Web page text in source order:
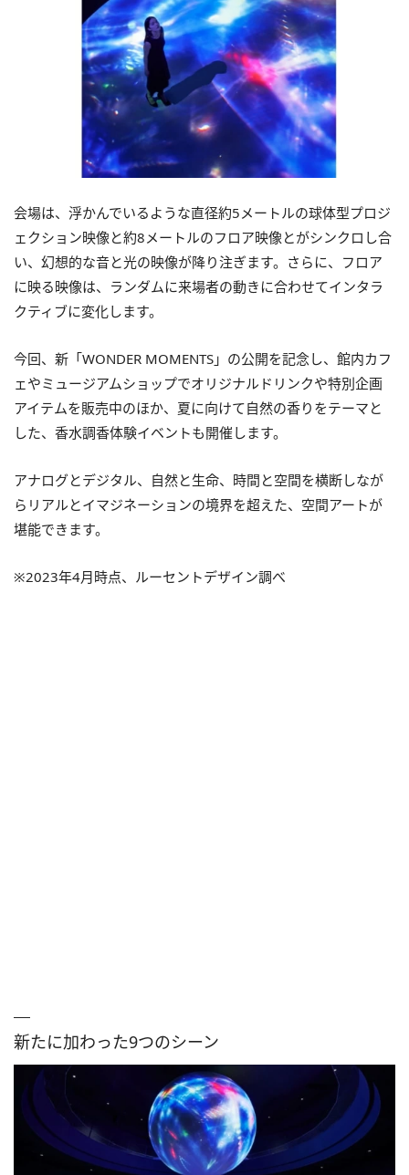
会場は、浮かんでいるような直径約5メートルの球体型プロジ
ェクション映像と約8メートルのフロア映像とがシンクロし合
い、幻想的な音と光の映像が降り注ぎます。さらに、フロア
に映る映像は、ランダムに来場者の動きに合わせてインタラ
クティブに変化します。
今回、新「WONDER MOMENTS」の公開を記念し、館内カフ
ェやミュージアムショップでオリジナルドリンクや特別企画
アイテムを販売中のほか、夏に向けて自然の香りをテーマと
した、香水調香体験イベントも開催します。
アナログとデジタル、自然と生命、時間と空間を横断しなが
らリアルとイマジネーションの境界を超えた、空間アートが
堪能できます。
※2023年4月時点、ルーセントデザイン調べ
新たに加わった9つのシーン